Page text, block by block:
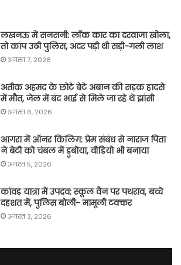
लखनऊ में सनसनी: लॉक कार का दरवाजा खोला,
तो कांप उठी पुलिस, अंदर पड़ी थी सड़ी-गली लाश
अगस्त 7, 2026
अतीक अहमद के छोटे बेटे अबान की सड़क हादसे
में मौत, जेल में बंद भाई से मिले जा रहे थे झांसी
अगस्त 6, 2026
आगरा में ऑनर किलिग़: प्रेम संबंध से नाराज पिता
ने बेटी को चंबल में डुबोया, वीडियो भी बनाया
अगस्त 5, 2026
कांवड़ यात्रा में उपद्रव: स्कूल वैन पर पथराव, बच्चे
दहशत में, पुलिस बोली- मामूली टक्कर
अगस्त 3, 2026